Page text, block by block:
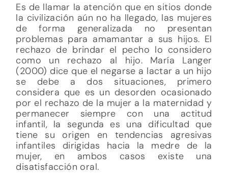
Es de llamar la atención que en sitios donde
la civilización aún no ha llegado, las mujeres
de forma generalizada no presentan
problemas para amamantar a sus hijos. El
rechazo de brindar el pecho lo considero
como un rechazo al hijo. María Langer
(2000) dice que el negarse a lactar a un hijo
se debe a dos situaciones, primero
considera que es un desorden ocasionado
por el rechazo de la mujer a la maternidad y
permanecer siempre con una actitud
infantil, la segunda es una dificultad que
tiene su origen en tendencias agresivas
infantiles dirigidas hacia la medre de la
mujer, en ambos casos existe una
disatisfacción oral.